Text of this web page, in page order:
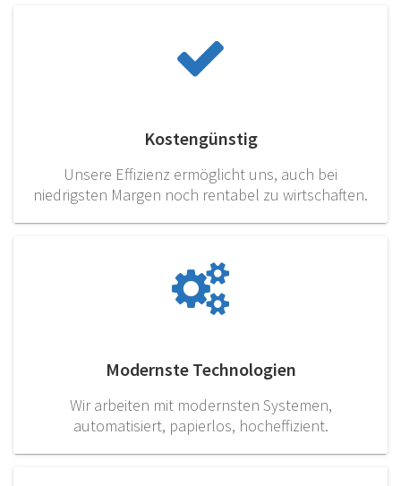
Kostengünstig
Unsere Effizienz ermöglicht uns, auch bei
niedrigsten Margen noch rentabel zu wirtschaften.
Modernste Technologien
Wir arbeiten mit modernsten Systemen,
automatisiert, papierlos, hocheffizient.